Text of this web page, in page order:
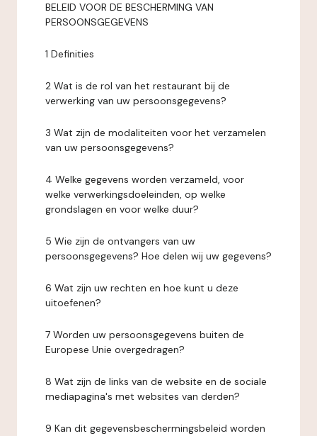
BELEID VOOR DE BESCHERMING VAN
PERSOONSGEGEVENS
1 Definities
2 Wat is de rol van het restaurant bij de
verwerking van uw persoonsgegevens?
3 Wat zijn de modaliteiten voor het verzamelen
van uw persoonsgegevens?
4 Welke gegevens worden verzameld, voor
welke verwerkingsdoeleinden, op welke
grondslagen en voor welke duur?
5 Wie zijn de ontvangers van uw
persoonsgegevens? Hoe delen wij uw gegevens?
6 Wat zijn uw rechten en hoe kunt u deze
uitoefenen?
7 Worden uw persoonsgegevens buiten de
Europese Unie overgedragen?
8 Wat zijn de links van de website en de sociale
mediapagina's met websites van derden?
9 Kan dit gegevensbeschermingsbeleid worden